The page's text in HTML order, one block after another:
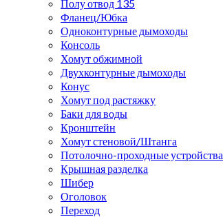
Полу отвод 135
Фланец/Юбка
Одноконтурные дымоходы
Консоль
Хомут обжимной
Двухконтурные дымоходы
Конус
Хомут под растяжку
Баки для воды
Кронштейн
Хомут стеновой/Штанга
Потолочно-проходные устройства
Крышная разделка
Шибер
Оголовок
Переход